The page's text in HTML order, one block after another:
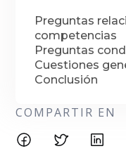
Preguntas
competencias
Preguntas
Cuestiones
Conclusión
COMPARTIR EN